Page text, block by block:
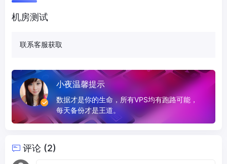
机房测试
联系客服获取
小夜温馨提示
数据才是你的生命，所有VPS均有跑路可能，
每天备份才是王道。
评论 (2)